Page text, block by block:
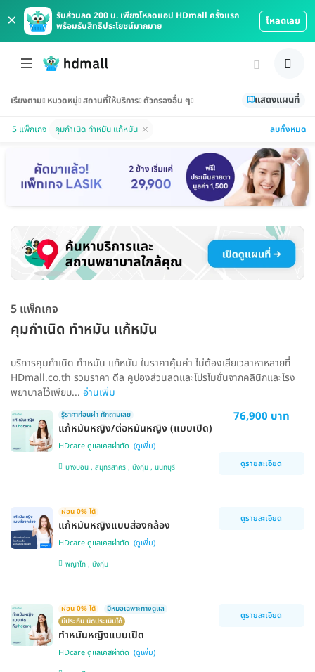
×
รับส่วนลด 200 บ. เพียงโหลดแอป HDmall ครั้งแรก
พร้อมรับสิทธิประโยชน์มากมาย
โหลดเลย
เรียงตาม หมวดหมู่ สถานที่ให้บริการ ตัวกรองอื่น ๆ แสดงแผนที่
5 แพ็กเกจ คุมกำเนิด ทำหมัน แก้หมัน ลบทั้งหมด
5 แพ็กเกจ
คุมกำเนิด ทำหมัน แก้หมัน
บริการคุมกำเนิด ทำหมัน แก้หมัน ในราคาคุ้มค่า ไม่ต้องเสียเวลาหาหลายที่
HDmall.co.th รวมราคา ดีล คูปองส่วนลดและโปรโมชั่นจากคลินิกและโรง
พยาบาลไว้เพียบ... อ่านเพิ่ม
รู้ราคาก่อนผ่า ทักถามเลย
แก้หมันหญิง/ต่อหมันหญิง (แบบเปิด)
HDcare ดูแลเคสผ่าตัด
บางบอน , สมุทรสาคร , บึงกุ่ม , นนทบุรี
76,900 บาท
ดูรายละเอียด
ผ่อน 0% ได้
แก้หมันหญิงแบบส่องกล้อง
HDcare ดูแลเคสผ่าตัด
พญาไท , บึงกุ่ม
ดูรายละเอียด
ผ่อน 0% ได้
มีหมอเฉพาะทางดูแล
มีประกัน นัดประเมินได้
ทำหมันหญิงแบบเปิด
HDcare ดูแลเคสผ่าตัด
ดูรายละเอียด